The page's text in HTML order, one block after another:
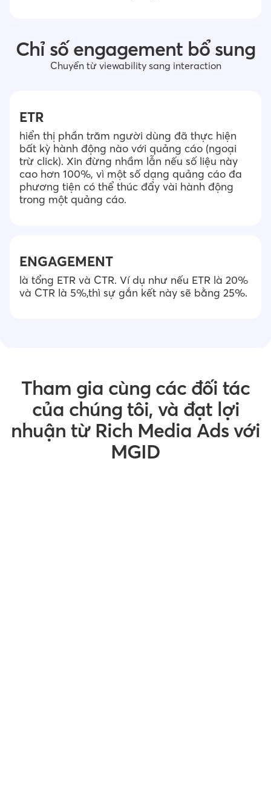
Chỉ số engagement bổ sung
Chuyển từ viewability sang interaction
ETR
hiển thị phần trăm người dùng đã thực hiện
bất kỳ hành động nào với quảng cáo (ngoại
trừ click). Xin đừng nhầm lẫn nếu số liệu này
cao hơn 100%, vì một số dạng quảng cáo đa
phương tiện có thể thúc đẩy vài hành động
trong một quảng cáo.
ENGAGEMENT
là tổng ETR và CTR. Ví dụ như nếu ETR là 20%
và CTR là 5%,thì sự gắn kết này sẽ bằng 25%.
Tham gia cùng các đối tác
của chúng tôi, và đạt lợi
nhuận từ Rich Media Ads với
MGID